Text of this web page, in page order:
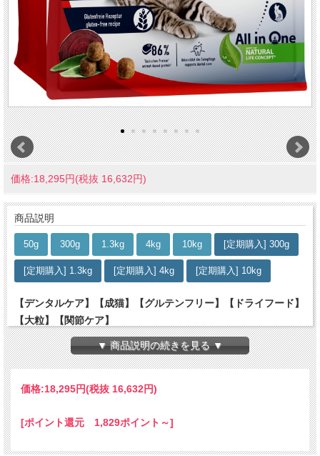
価格:18,295円(税抜 16,632円)
商品説明
50g 300g 1.3kg 4kg 10kg [定期購入] 300g
[定期購入] 1.3kg [定期購入] 4kg [定期購入] 10kg
【デンタルケア】【成猫】【グルテンフリー】【ドライフード】
【大粒】【関節ケア】
- 噛み応えのある大きめキブル、ビーフ味のレシピ -
身のビーフを使用した風味豊かなレシピを、噛み応えが
なので、現在お使いのフードのトッピングにもおすすめ
です。健康な身体作りに欠かせないビタミンCやタウリ
▼ 商品説明の続きを見る ▼
価格:18,295円(税抜 16,632円)
[ポイント還元 1,829ポイント～]